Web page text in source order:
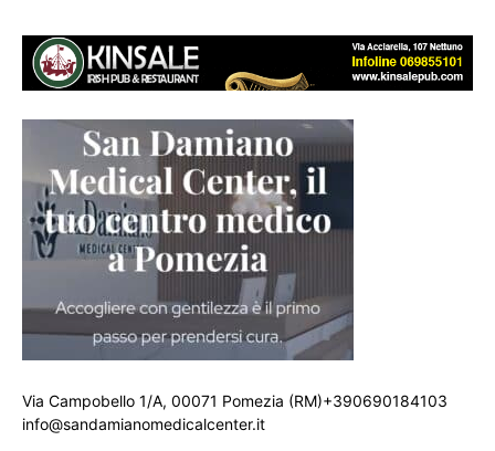
Via Campobello 1/A, 00071 Pomezia (RM)+390690184103
info@sandamianomedicalcenter.it